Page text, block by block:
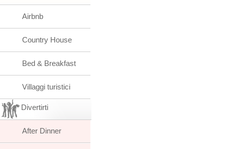
Airbnb
Country House
Bed & Breakfast
Villaggi turistici
Divertirti
After Dinner